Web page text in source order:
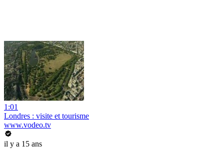
1:01
Londres : visite et tourisme
www.vodeo.tv
il y a 15 ans